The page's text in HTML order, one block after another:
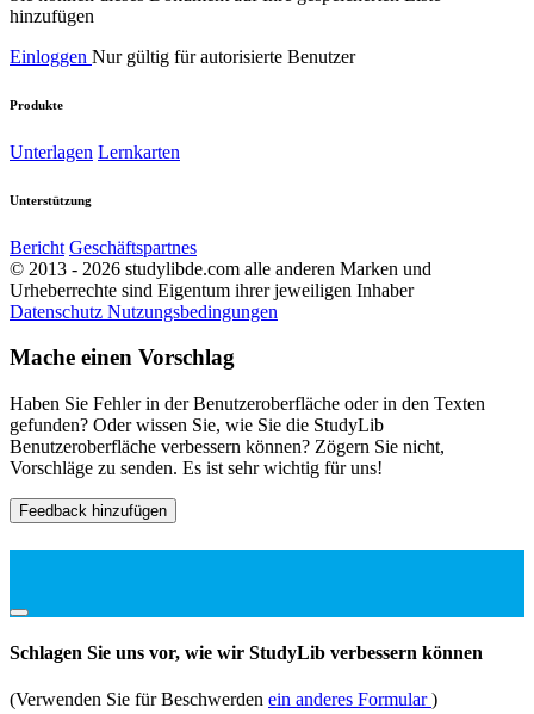
hinzufügen
Einloggen Nur gültig für autorisierte Benutzer
Produkte
Unterlagen Lernkarten
Unterstützung
Bericht Geschäftspartnes
© 2013 - 2026 studylibde.com alle anderen Marken und
Urheberrechte sind Eigentum ihrer jeweiligen Inhaber
Datenschutz Nutzungsbedingungen
Mache einen Vorschlag
Haben Sie Fehler in der Benutzeroberfläche oder in den Texten
gefunden? Oder wissen Sie, wie Sie die StudyLib
Benutzeroberfläche verbessern können? Zögern Sie nicht,
Vorschläge zu senden. Es ist sehr wichtig für uns!
Feedback hinzufügen
Schlagen Sie uns vor, wie wir StudyLib verbessern können
(Verwenden Sie für Beschwerden ein anderes Formular)